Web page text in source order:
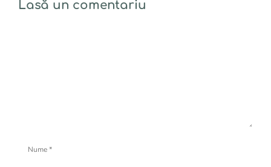
Lasă un comentariu